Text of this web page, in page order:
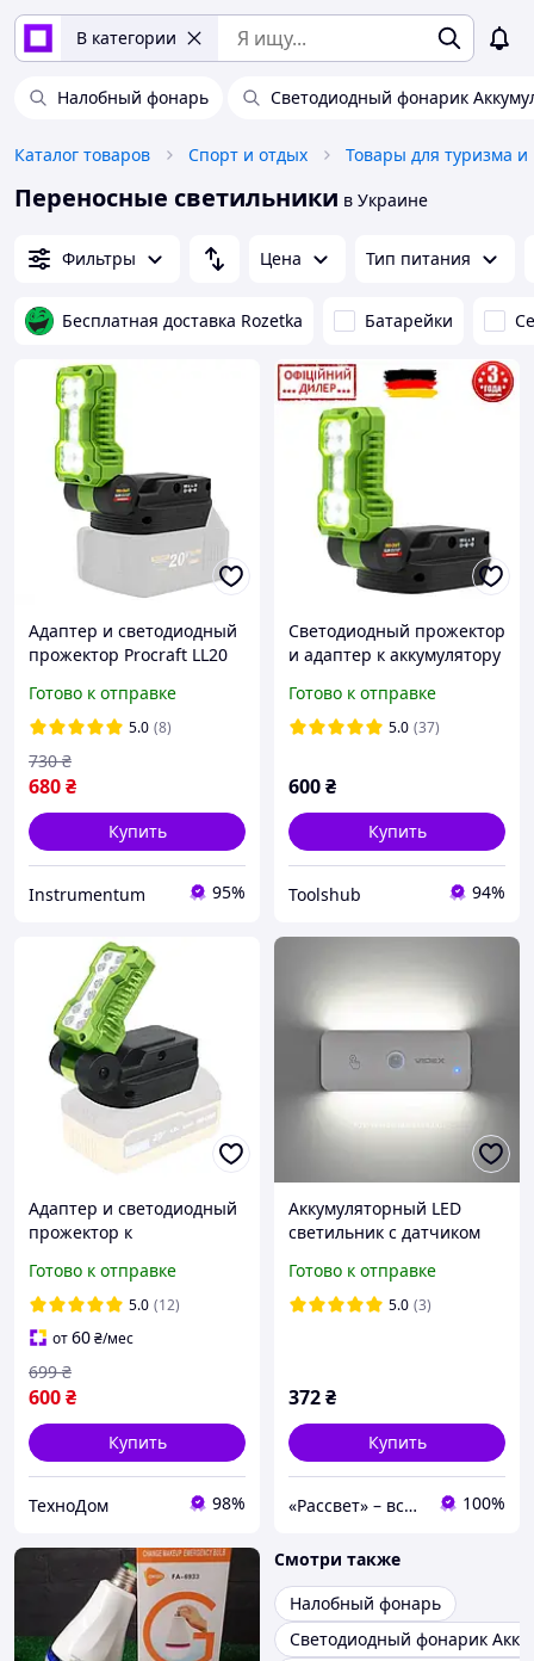
В категории
Налобный фонарь Светодиодный фонарик
Каталог товаров Спорт и отдых Товары для туризма
Переносные светильники в Украине
Фильтры Цена Тип питания
Бесплатная доставка Rozetka Батарейки
Адаптер и светодиодный
прожектор Procraft LL20
Готово к отправке
5.0 (8)
680₴
730 ₴
Купить
Instrumentum 95%
Cветодиодный прожектор
и адаптер к аккумулятору
и ЗУ, 500 лм, Type-A /
Type-С)
Готово к отправке
5.0 (37)
600₴
Купить
Toolshub 94%
Адаптер и светодиодный
прожектор к
LL20 (без АКБ и ЗУ)
Готово к отправке
5.0 (12)
от60₴/мес
600₴
699 ₴
Купить
ТехноДом 98%
Аккумуляторный LED
светильник с датчиком
NL053W-S USB-C 1100mAh
Li-pol 0.8W 50Lm 3000K-
Готово к отправке
5.0 (3)
372₴
Купить
«Рассвет» – все для освітлення! 100%
Смотри также
Налобный фонарь
Светодиодный фонарик